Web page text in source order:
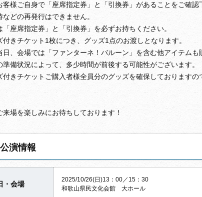
様ご自身で「座席指定券」と「引換券」があることをご確認
どの再発行はできません。
座席指定券」と「引換券」を必ずお持ちください。
きチケット1枚につき、グッズ1点のお渡しとなります。
、会場では「ファンターネ！バルーン」を含む他アイテムも
備状況によって、多少時間が前後する可能性がございます。
きチケットご購入者様全員分のグッズを確保しておりますの
来場を楽しみにお待ちしております！
公演情報
・会場
2025/10/26(日)13：00／15：30
和歌山県民文化会館 大ホール